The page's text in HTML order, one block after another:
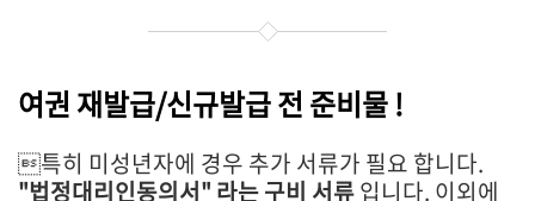
여권 재발급/신규발급 전 준비물 !
특히 미성년자에 경우 추가 서류가 필요 합니다.
"법정대리인동의서" 라는 구비 서류입니다. 이외에